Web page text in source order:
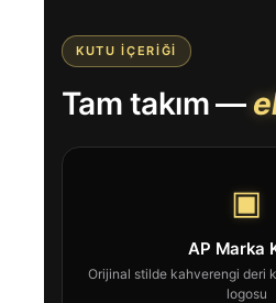
KUTU İÇERIĞI
Tam takım —
▣
AP Marka
Orijinal stilde kahverengi deri
logosu